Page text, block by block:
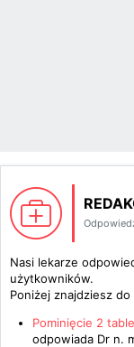
Nasi lekarze
użytkowników.
Poniżej znajdziesz
Pominięcie 2
odpowiada Dr n.